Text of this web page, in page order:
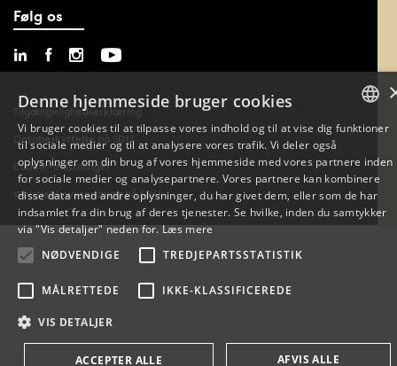
Følg os
Tilgængelighedserklæring
Databeskyttelse på SDU
Cookie-indstillinger
Whistleblowerordning på SDU
ENGLISH
DANISH
Denne hjemmeside bruger cookies
Vi bruger cookies til at tilpasse vores indhold og til at vise dig funktioner
til sociale medier og til at analysere vores trafik. Vi deler også
oplysninger om din brug af vores hjemmeside med vores partnere inden
for sociale medier og analysepartnere. Vores partnere kan kombinere
disse data med andre oplysninger, du har givet dem, eller som de har
indsamlet fra din brug af deres tjenester. Se hvilke, inden du samtykker
via "Vis detaljer" neden for.Læs mere
NØDVENDIGE
TREDJEPARTSSTATISTIK
MÅLRETTEDE IKKE-KLASSIFICEREDE
VIS DETALJER
ACCEPTER ALLE AFVIS ALLE